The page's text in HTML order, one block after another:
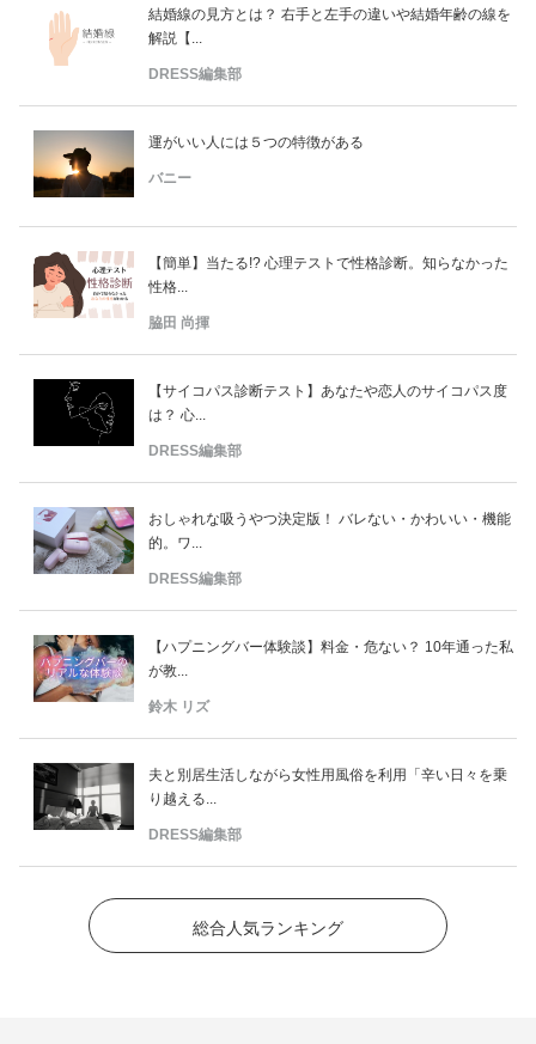
結婚線の見方とは？ 右手と左手の違いや結婚年齢の線を
解説【...
DRESS編集部
運がいい人には５つの特徴がある
バニー
【簡単】当たる!? 心理テストで性格診断。知らなかった
性格...
脇田 尚揮
【サイコパス診断テスト】あなたや恋人のサイコパス度
は？ 心...
DRESS編集部
おしゃれな吸うやつ決定版！ バレない・かわいい・機能
的。ワ...
DRESS編集部
【ハプニングバー体験談】料金・危ない？ 10年通った私
が教...
鈴木 リズ
夫と別居生活しながら女性用風俗を利用「辛い日々を乗
り越える...
DRESS編集部
総合人気ランキング